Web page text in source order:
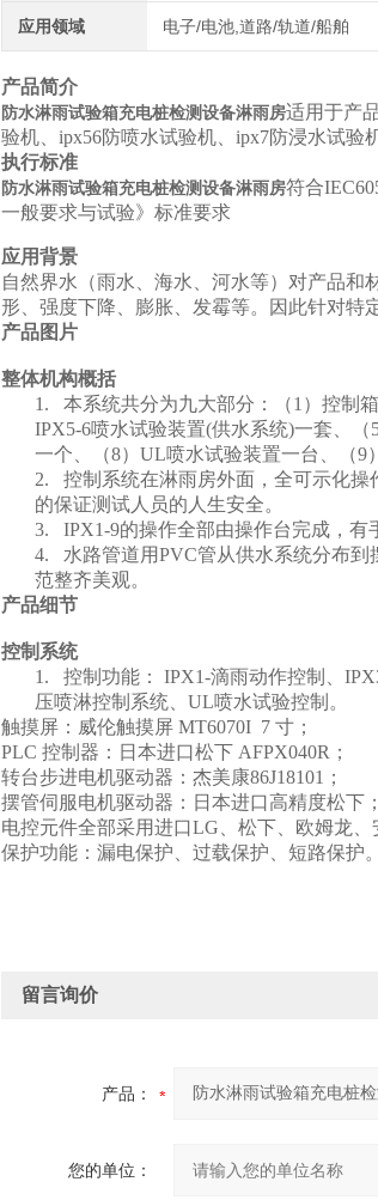
应用领域 电子/电池,道路/轨道/船舶
产品简介
防水淋雨试验箱充电桩检测设备淋雨房适用于产
验机、ipx56防喷水试验机、ipx7防浸水试验
执行标准
防水淋雨试验箱充电桩检测设备淋雨房符合
一般要求与试验》标准要求
应用背景
自然界水（雨水、海水、河水等）对产品
形、强度下降、膨胀、发霉等。因此针对特
产品图片
整体机构概括
1. 本系统共分为九大部分：（1）控制
IPX5-6喷水试验装置(供水系统)一套、
一个、（8）UL喷水试验装置一台、（9
2. 控制系统在淋雨房外面，全可示化
的保证测试人员的人生安全。
3. IPX1-9的操作全部由操作台完成，有
4. 水路管道用PVC管从供水系统分布
范整齐美观。
产品细节
控制系统
1. 控制功能： IPX1-滴雨动作控制、
压喷淋控制系统、UL喷水试验控制。
触摸屏：威伦触摸屏 MT6070I 7 寸；
PLC 控制器：日本进口松下 AFPX040R；
转台步进电机驱动器：杰美康86J18101；
摆管伺服电机驱动器：日本进口高精度松下；
电控元件全部采用进口LG、松下、欧姆龙、
保护功能：漏电保护、过载保护、短路保护。
留言询价
产品：
您的单位：